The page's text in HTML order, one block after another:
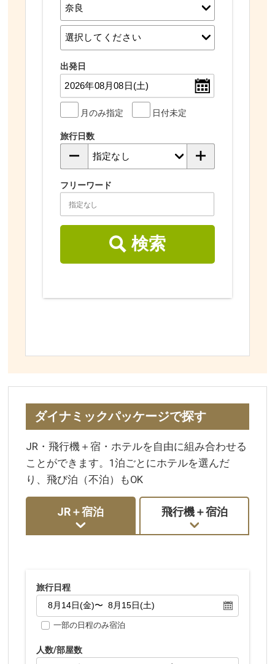
出発日
月のみ指定 日付未定
旅行日数
フリーワード
検索
ダイナミックパッケージで探す
JR・飛行機＋宿・ホテルを自由に組み合わせる
ことができます。1泊ごとにホテルを選んだ
り、飛び泊（不泊）もOK
JR＋宿泊 飛行機＋宿泊
旅行日程
一部の日程のみ宿泊
人数/部屋数